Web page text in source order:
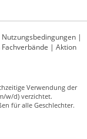
Nutzungsbedingungen |
| Aktion
Verwendung der
w/d) verzichtet.
für alle Geschlechter.